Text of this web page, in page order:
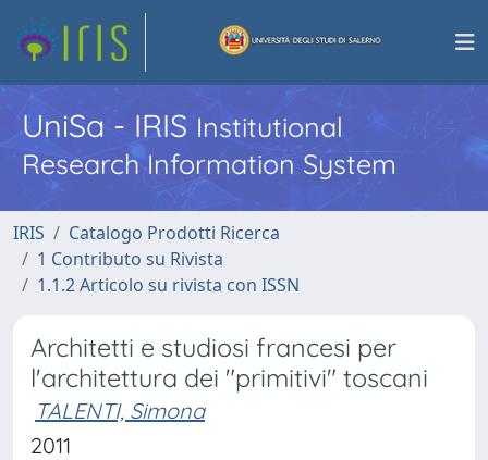
UniSa - IRISInstitutional
Research Information System
IRIS
Catalogo Prodotti Ricerca
1 Contributo su Rivista
1.1.2 Articolo su rivista con ISSN
Architetti e studiosi francesi per
l'architettura dei "primitivi" toscani
TALENTI, Simona
2011